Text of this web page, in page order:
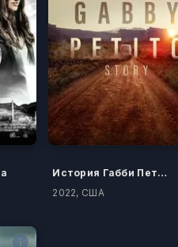
История Габби Петито
2022, США